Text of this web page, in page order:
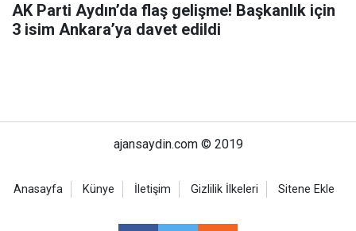
AK Parti Aydın’da flaş gelişme! Başkanlık için
3 isim Ankara’ya davet edildi
ajansaydin.com © 2019
Anasayfa Künye İletişim Gizlilik İlkeleri Sitene Ekle